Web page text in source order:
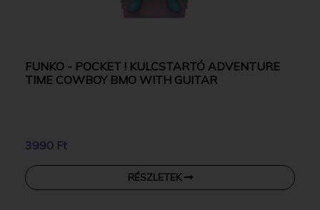
FUNKO - POCKET ! KULCSTARTÓ ADVENTURE
TIME COWBOY BMO WITH GUITAR
3990 Ft
RÉSZLETEK